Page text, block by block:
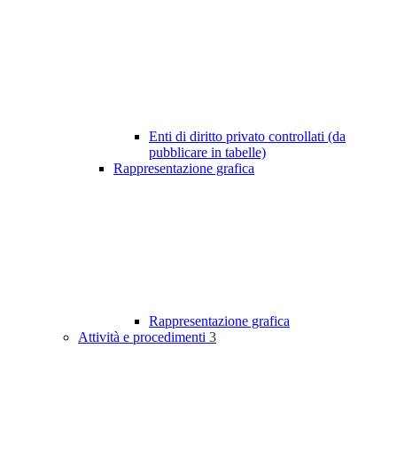
Enti di diritto privato controllati (da
pubblicare in tabelle)
Rappresentazione grafica
Rappresentazione grafica
Attività e procedimenti 3